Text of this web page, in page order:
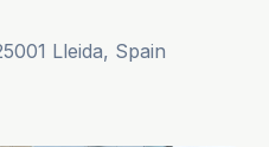
Lleida, Spain